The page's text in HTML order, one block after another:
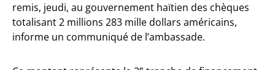
remis, jeudi, au gouvernement haïtien des chèques
totalisant 2 millions 283 mille dollars américains,
informe un communiqué de l’ambassade.